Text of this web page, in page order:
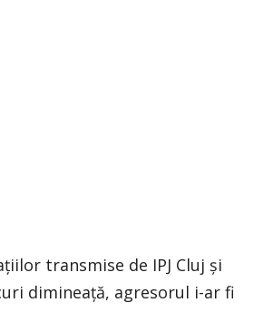
transmise de IPJ Cluj și
dimineață, agresorul i-ar fi